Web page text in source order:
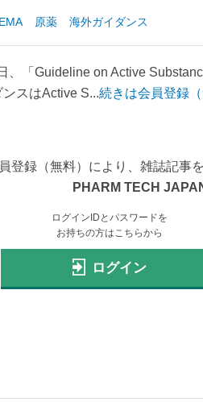
EMA 原薬 海外ガイダンス
「Guideline on Active
スはActive S...続きは会員登録
登録（無料）により、雑誌記事
PHARM TECH
ログインIDとパスワードを
お持ちの方はこちらから
ログイン